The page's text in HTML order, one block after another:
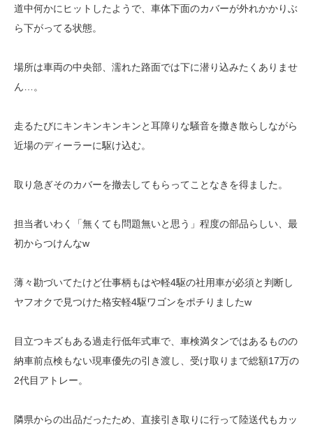
道中何かにヒットしたようで、車体下面のカバーが外れかかりぶ
ら下がってる状態。
場所は車両の中央部、濡れた路面では下に潜り込みたくありませ
ん…。
走るたびにキンキンキンキンと耳障りな騒音を撒き散らしながら
近場のディーラーに駆け込む。
取り急ぎそのカバーを撤去してもらってことなきを得ました。
担当者いわく「無くても問題無いと思う」程度の部品らしい、最
初からつけんなw
薄々勘づいてたけど仕事柄もはや軽4駆の社用車が必須と判断し
ヤフオクで見つけた格安軽4駆ワゴンをポチりましたw
目立つキズもある過走行低年式車で、車検満タンではあるものの
納車前点検もない現車優先の引き渡し、受け取りまで総額17万の
2代目アトレー。
隣県からの出品だったため、直接引き取りに行って陸送代もカッ